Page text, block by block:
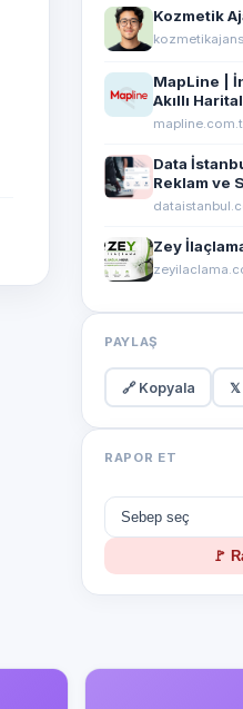
Kozmetik
MapLine |
Akıllı
Data
Reklam ve
Zey
PAYLAŞ
🔗 Kopyala 𝕏
RAPOR ET
🚩